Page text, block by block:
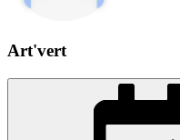
Art'vert